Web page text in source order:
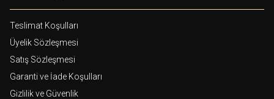
Teslimat Koşulları
Üyelik Sözleşmesi
Satış Sözleşmesi
Garanti ve İade Koşulları
Gizlilik ve Güvenlik